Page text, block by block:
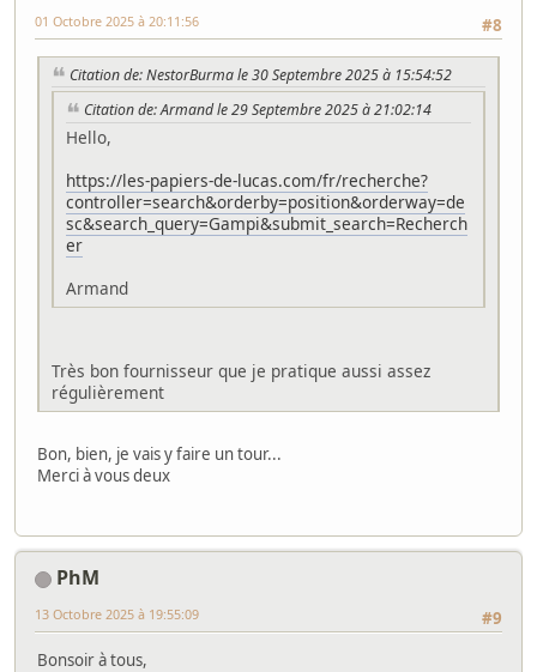
#8
01 Octobre 2025 à 20:11:56
Citation de: NestorBurma le 30 Septembre 2025 à 15:54:52
Citation de: Armand le 29 Septembre 2025 à 21:02:14
Hello,
https://les-papiers-de-lucas.com/fr/recherche?
controller=search&orderby=position&orderway=de
sc&search_query=Gampi&submit_search=Recherch
er
Armand
Très bon fournisseur que je pratique aussi assez
régulièrement
Bon, bien, je vais y faire un tour...
Merci à vous deux
PhM
#9
13 Octobre 2025 à 19:55:09
Bonsoir à tous,